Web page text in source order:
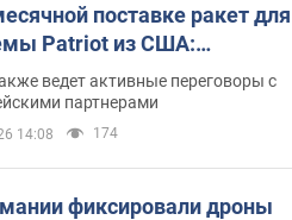
поставке ракет для
Patriot из США:
раскрыл подробности
ведет активные переговоры с
партнерами
14:08 174
фиксировали дроны